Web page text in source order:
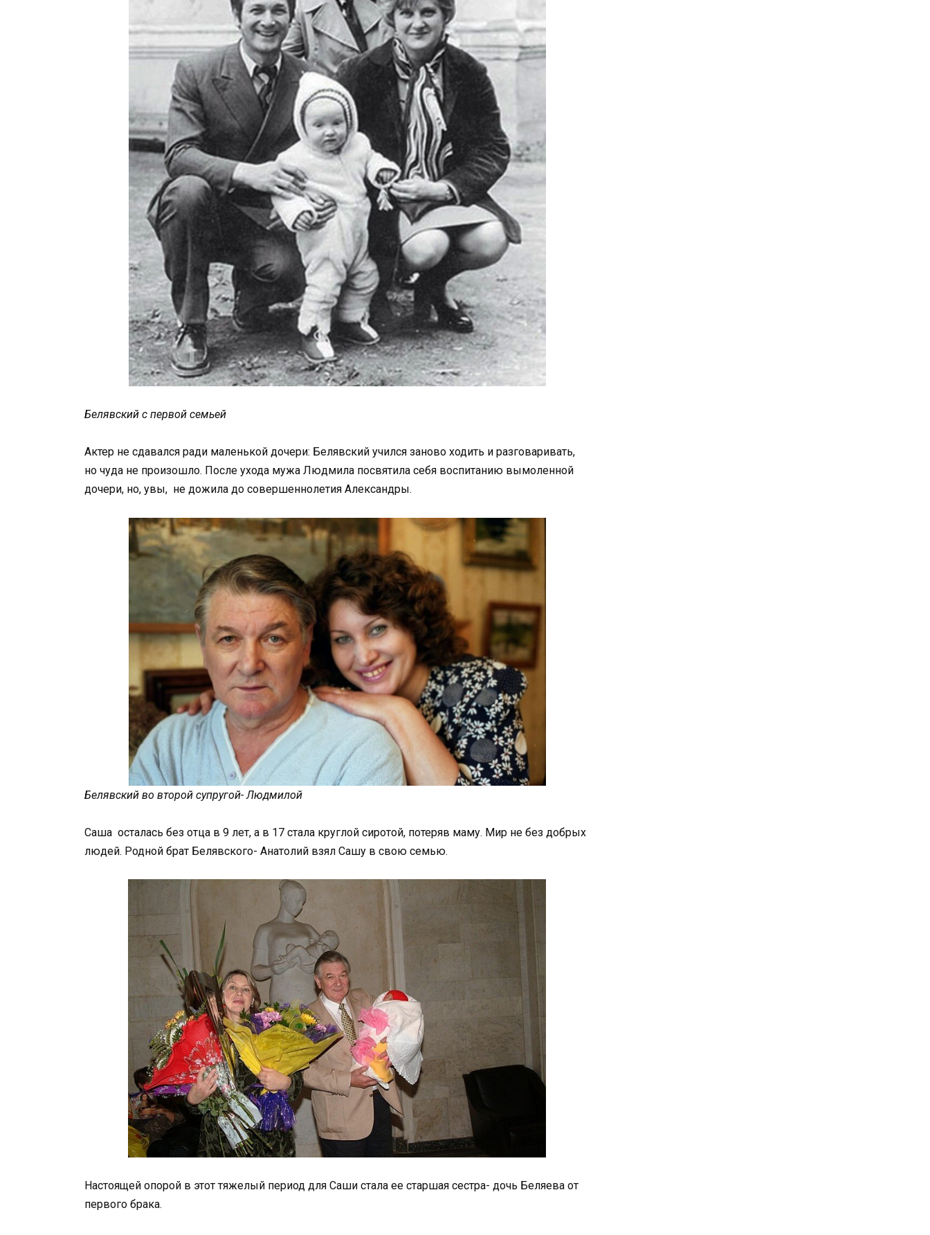
Белявский с первой семьей
Актер не сдавался ради маленькой дочери: Белявский учился заново ходить и разговаривать,
но чуда не произошло. После ухода мужа Людмила посвятила себя воспитанию вымоленной
дочери, но, увы, не дожила до совершеннолетия Александры.
Белявский во второй супругой- Людмилой
Саша осталась без отца в 9 лет, а в 17 стала круглой сиротой, потеряв маму. Мир не без добрых
людей. Родной брат Белявского- Анатолий взял Сашу в свою семью.
Настоящей опорой в этот тяжелый период для Саши стала ее старшая сестра- дочь Беляева от
первого брака.